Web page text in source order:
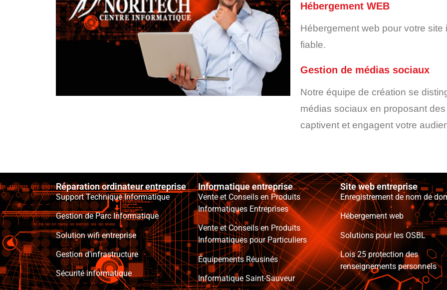
Hébergement WEB
Hébergement web pour votre
fiable.
Gestion de médias sociaux
Notre équipe de création se
médias sociaux en proposant
captivent et engagent votre
Réparation ordinateur entreprise
Support Technique Informatique
Gestion de Parc Informatique
Solution wifi entreprise
Gestion d’infrastructure
Sécurité informatique
Informatique entreprise
Vente et Conseils en Produits
Informatiques Entreprises
Vente et Conseils en Produits
Informatiques pour Particuliers
Équipements Réusinés
Informatique Saint-Sauveur
Site web entreprise
Enregistrement de nom de
Hébergement web
Solutions pour les OSBL
Lois 25 protection des
renseignements personnels